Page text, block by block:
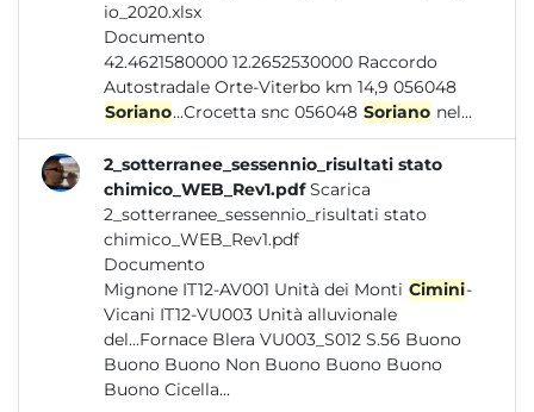
io_2020.xlsx
Documento
42.4621580000 12.2652530000 Raccordo
Autostradale Orte-Viterbo km 14,9 056048
Soriano...Crocetta snc 056048 Soriano nel...
2_sotterranee_sessennio_risultati stato
chimico_WEB_Rev1.pdf Scarica
2_sotterranee_sessennio_risultati stato
chimico_WEB_Rev1.pdf
Documento
Mignone IT12-AV001 Unità dei Monti Cimini-
Vicani IT12-VU003 Unità alluvionale
del...Fornace Blera VU003_S012 S.56 Buono
Buono Buono Non Buono Buono Buono
Buono Cicella...